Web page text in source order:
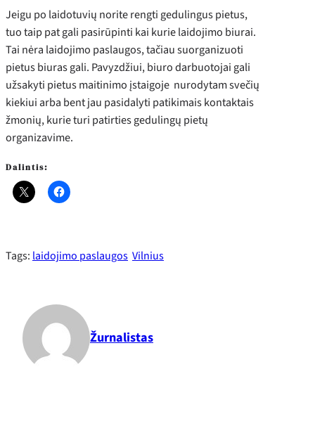
Jeigu po laidotuvių norite rengti gedulingus pietus,
tuo taip pat gali pasirūpinti kai kurie laidojimo biurai.
Tai nėra laidojimo paslaugos, tačiau suorganizuoti
pietus biuras gali. Pavyzdžiui, biuro darbuotojai gali
užsakyti pietus maitinimo įstaigoje nurodytam svečių
kiekiui arba bent jau pasidalyti patikimais kontaktais
žmonių, kurie turi patirties gedulingų pietų
organizavime.
Dalintis:
Tags: laidojimo paslaugos Vilnius
Žurnalistas